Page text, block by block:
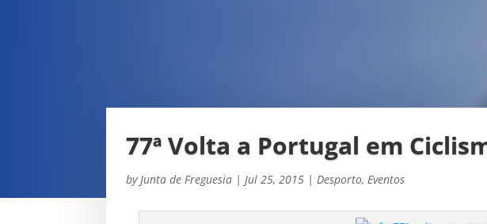
77ª Volta a Portugal em
by Junta de Freguesia | Jul 25, 2015 | Desporto, Eventos